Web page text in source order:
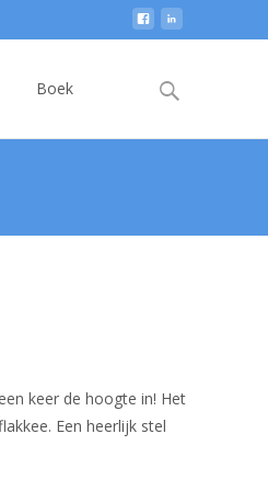
Boek
Search
keer de hoogte in! Het
Een heerlijk stel